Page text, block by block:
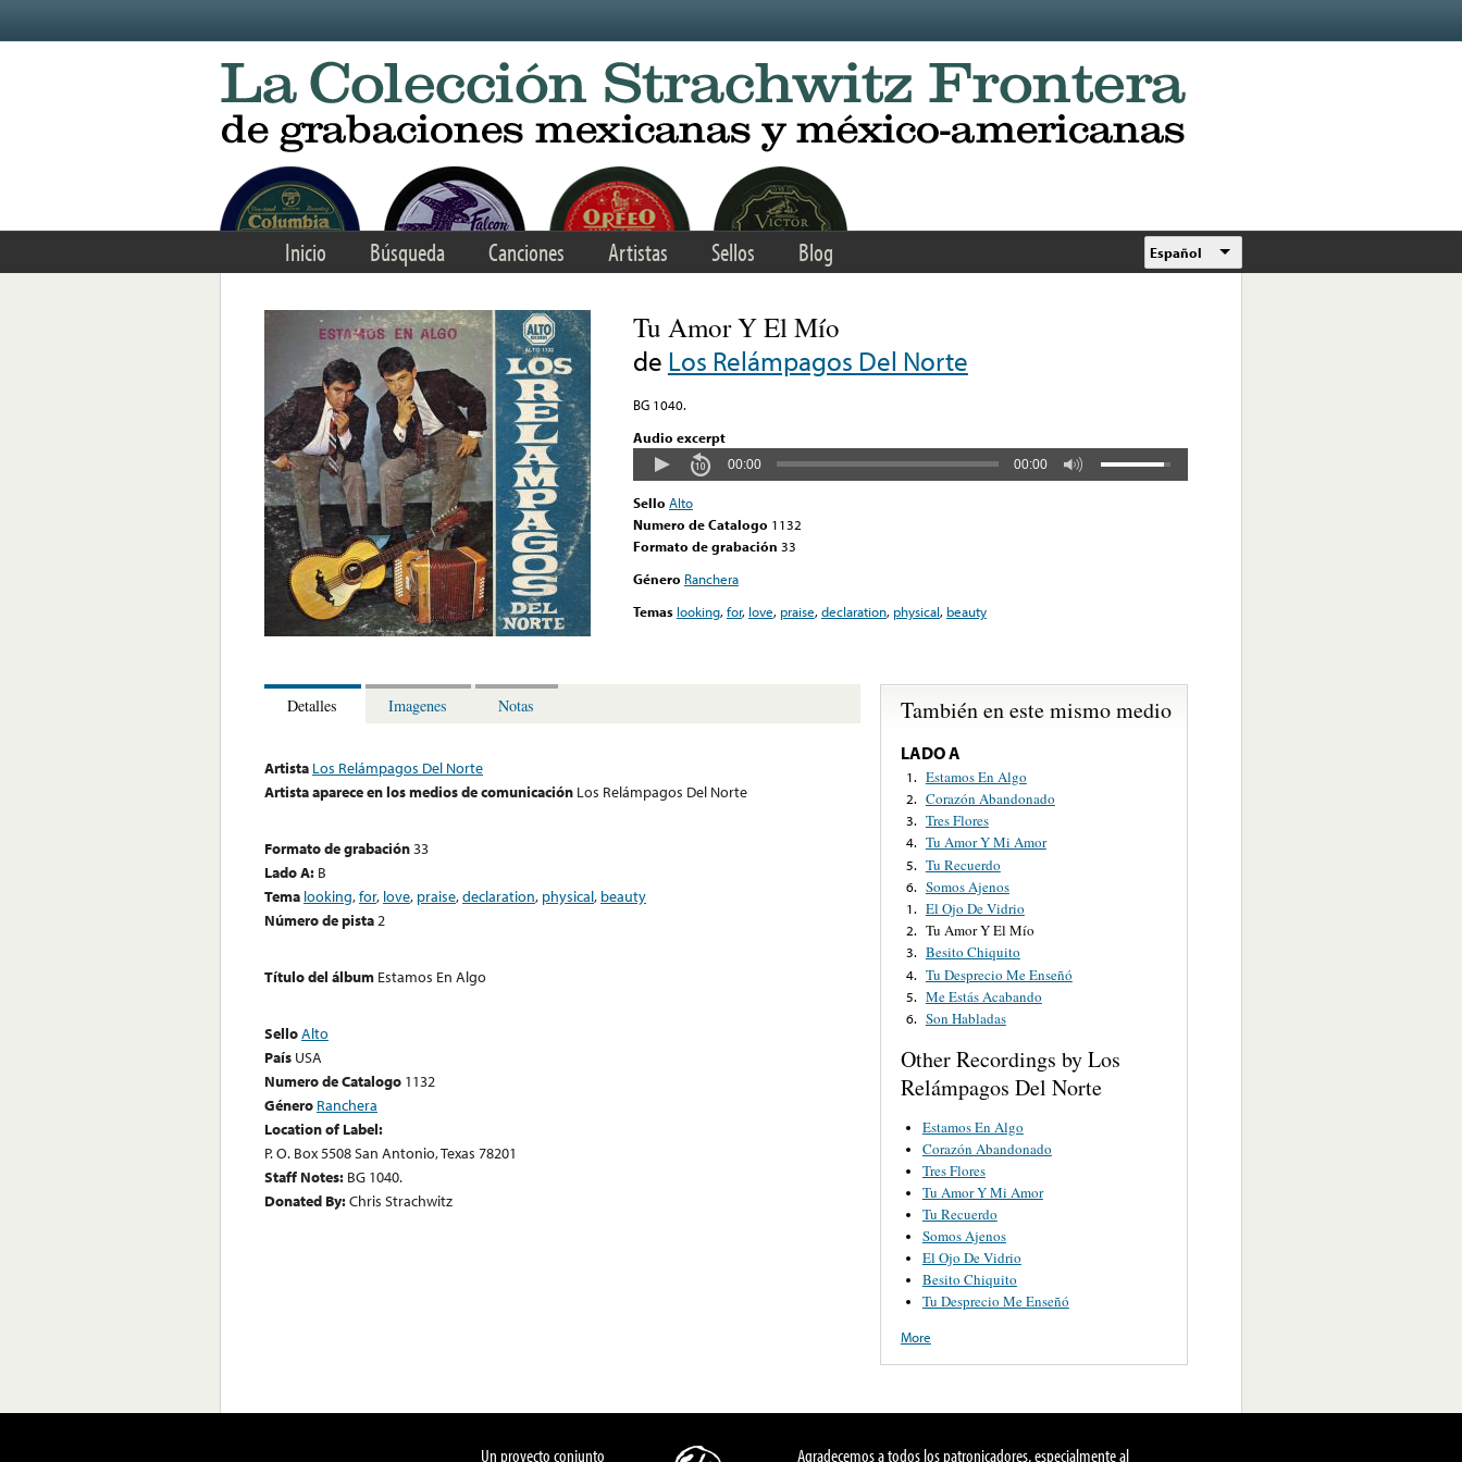
Inicio Búsqueda Canciones Artistas Sellos Blog Español
Tu Amor Y El Mío
de Los Relámpagos Del Norte
BG 1040.
Audio excerpt
00:00 00:00
Sello Alto
Numero de Catalogo 1132
Formato de grabación 33
Género Ranchera
Temas looking,for, love, praise,declaration, physical, beauty
Detalles Imagenes Notas
Artista Los Relámpagos Del Norte
Artista aparece en los medios de comunicación Los Relámpagos Del Norte
Formato de grabación33
Lado A: B
Tema looking,for, love, praise,declaration, physical, beauty
Número de pista2
Título del álbum Estamos En Algo
SelloAlto
País USA
Numero de Catalogo 1132
Género Ranchera
Location of Label:
P. O. Box 5508 San Antonio, Texas 78201
Staff Notes: BG 1040.
Donated By:Chris Strachwitz
También en este mismo medio
LADO A
1. Estamos En Algo
2. Corazón Abandonado
3. Tres Flores
4. Tu Amor Y Mi Amor
5. Tu Recuerdo
6. Somos Ajenos
1. El Ojo De Vidrio
2. Tu Amor Y El Mío
3. Besito Chiquito
4. Tu Desprecio Me Enseñó
5. Me Estás Acabando
6. Son Habladas
Other Recordings by Los
Relámpagos Del Norte
Estamos En Algo
Corazón Abandonado
Tres Flores
Tu Amor Y Mi Amor
Tu Recuerdo
Somos Ajenos
El Ojo De Vidrio
Besito Chiquito
Tu Desprecio Me Enseñó
More
Un proyecto conjunto Agradecemos a todos los patronicadores, especialmente al